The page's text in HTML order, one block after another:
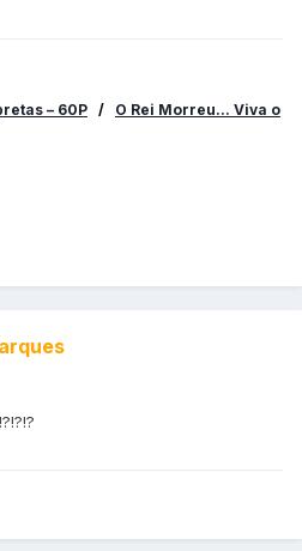
– 60P / O Rei Morreu... Viva o